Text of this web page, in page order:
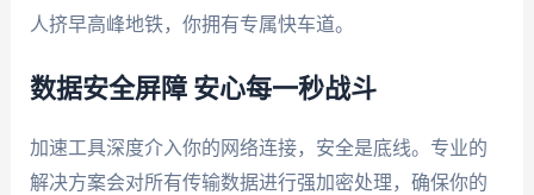
人挤早高峰地铁，你拥有专属快车道。
数据安全屏障 安心每一秒战斗
加速工具深度介入你的网络连接，安全是底线。专业的
解决方案会对所有传输数据进行强加密处理，确保你的